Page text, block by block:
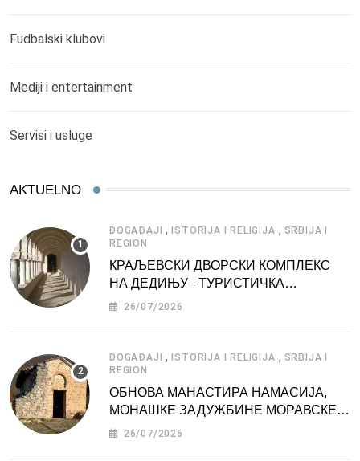
Fudbalski klubovi
Mediji i entertainment
Servisi i usluge
AKTUELNO
DOGAĐAJI , ISTORIJA I RELIGIJA , SRBIJA I
REGION
КРАЉЕВСКИ ДВОРСКИ КОМПЛЕКС
НА ДЕДИЊУ –ТУРИСТИЧКА
АТРАКЦИЈА
26/07/2026
DOGAĐAJI , ISTORIJA I RELIGIJA , SRBIJA I
REGION
ОБНОВА МАНАСТИРА НАМАСИЈА,
МОНАШКЕ ЗАДУЖБИНЕ МОРАВСКЕ
СРБИЈЕ
26/07/2026